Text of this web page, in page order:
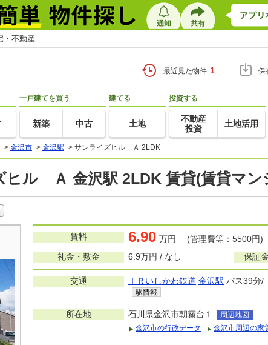
・不動産
最近見た物件 1 保
一戸建てを買う
新築 中古
建てる
土地
投資する
不動産
投資
土地活用
> 金沢市 > 金沢駅 > サンライズヒル Ａ 2LDK
ヒル Ａ 金沢駅 2LDK 賃貸(賃貸マン
賃料 6.90 万円 (管理費等：5500円)
礼金・敷金
6.9万円 / なし 保証
交通 ＩＲいしかわ鉄道 金沢駅 バス39分/
駅情報
所在地 石川県金沢市朝霧台１
周辺地図
金沢市の行政データ
金沢市周辺の家